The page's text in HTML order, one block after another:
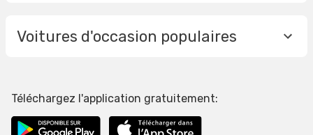
Voitures d'occasion populaires
Téléchargez l'application gratuitement: